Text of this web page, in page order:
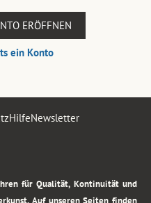
ERÖFFNEN
ein Konto
HilfeNewsletter
für Qualität, Kontinuität und
Auf unseren Seiten finden